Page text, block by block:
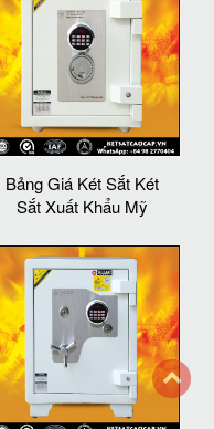
Bảng Giá Két Sắt Két
Sắt Xuất Khẩu Mỹ